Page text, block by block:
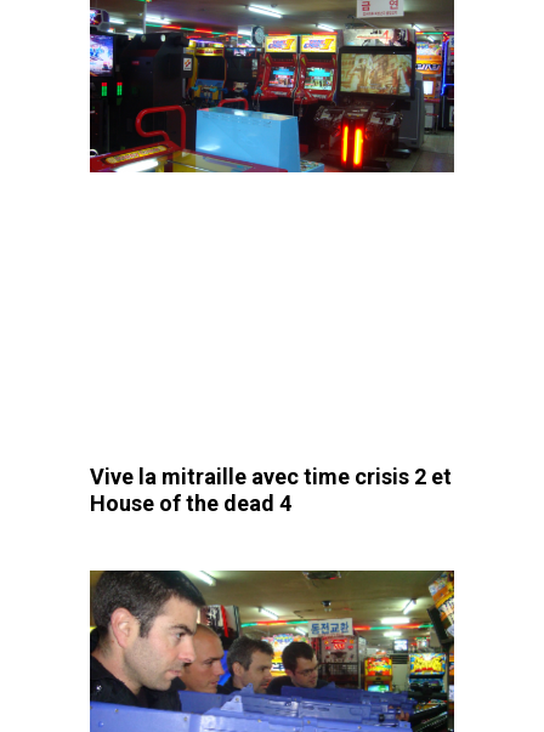
Vive la mitraille avec time crisis 2 et
House of the dead 4